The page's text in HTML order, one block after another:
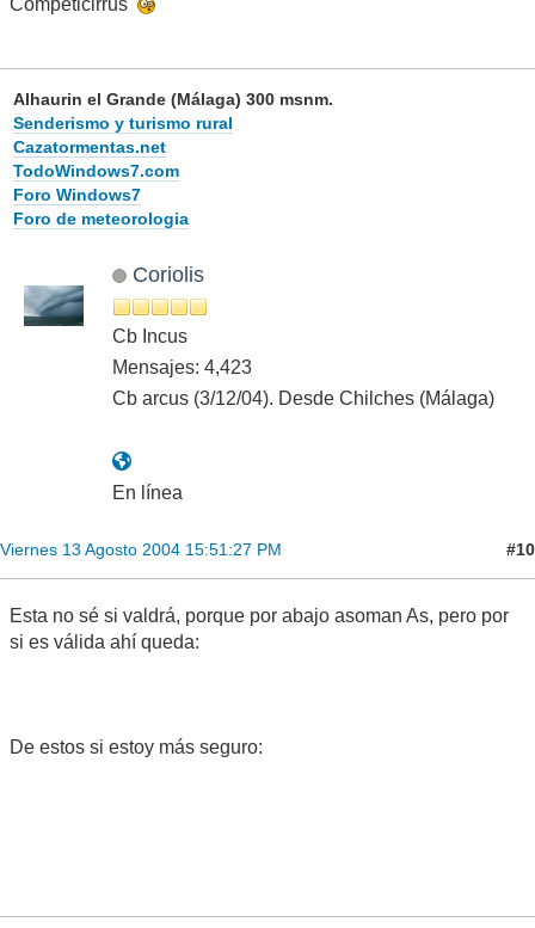
Competicirrus
Alhaurin el Grande (Málaga) 300 msnm.
Senderismo y turismo rural
Cazatormentas.net
TodoWindows7.com
Foro Windows7
Foro de meteorologia
Coriolis
Cb Incus
Mensajes: 4,423
Cb arcus (3/12/04). Desde Chilches (Málaga)
En línea
Viernes 13 Agosto 2004 15:51:27 PM #10
Esta no sé si valdrá, porque por abajo asoman As, pero por
si es válida ahí queda:
De estos si estoy más seguro: